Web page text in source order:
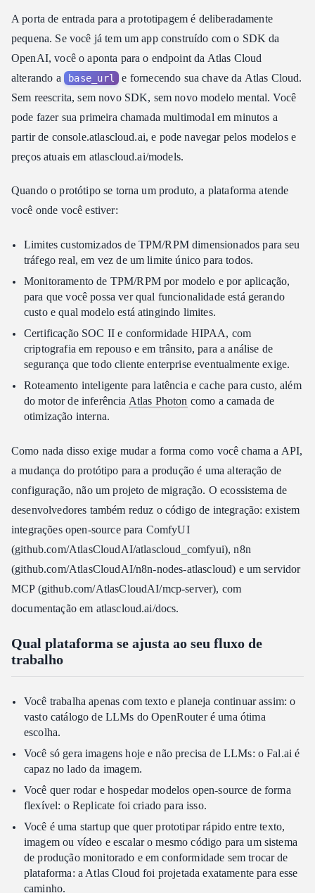
A porta de entrada para a prototipagem é deliberadamente
pequena. Se você já tem um app construído com o SDK da
OpenAI, você o aponta para o endpoint da Atlas Cloud
alterando a
base_url
e fornecendo sua chave da Atlas Cloud.
Sem reescrita, sem novo SDK, sem novo modelo mental. Você
pode fazer sua primeira chamada multimodal em minutos a
partir de console.atlascloud.ai, e pode navegar pelos modelos e
preços atuais em atlascloud.ai/models.
Quando o protótipo se torna um produto, a plataforma atende
você onde você estiver:
Limites customizados de TPM/RPM dimensionados para seu
tráfego real, em vez de um limite único para todos.
Monitoramento de TPM/RPM por modelo e por aplicação,
para que você possa ver qual funcionalidade está gerando
custo e qual modelo está atingindo limites.
Certificação SOC II e conformidade HIPAA, com
criptografia em repouso e em trânsito, para a análise de
segurança que todo cliente enterprise eventualmente exige.
Roteamento inteligente para latência e cache para custo, além
do motor de inferência Atlas Photon como a camada de
otimização interna.
Como nada disso exige mudar a forma como você chama a API,
a mudança do protótipo para a produção é uma alteração de
configuração, não um projeto de migração. O ecossistema de
desenvolvedores também reduz o código de integração: existem
integrações open-source para ComfyUI
(github.com/AtlasCloudAI/atlascloud_comfyui), n8n
(github.com/AtlasCloudAI/n8n-nodes-atlascloud) e um servidor
MCP (github.com/AtlasCloudAI/mcp-server), com
documentação em atlascloud.ai/docs.
Qual plataforma se ajusta ao seu fluxo de
trabalho
Você trabalha apenas com texto e planeja continuar assim: o
vasto catálogo de LLMs do OpenRouter é uma ótima
escolha.
Você só gera imagens hoje e não precisa de LLMs: o Fal.ai é
capaz no lado da imagem.
Você quer rodar e hospedar modelos open-source de forma
flexível: o Replicate foi criado para isso.
Você é uma startup que quer prototipar rápido entre texto,
imagem ou vídeo e escalar o mesmo código para um sistema
de produção monitorado e em conformidade sem trocar de
plataforma: a Atlas Cloud foi projetada exatamente para esse
caminho.